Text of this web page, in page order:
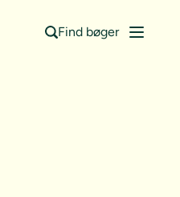
Find bøger